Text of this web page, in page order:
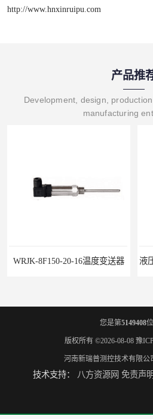
http://www.hnxinruipu.com
产品推
Development, design,
manufacturing
WRJK-8F150-20-16温度变送器
WP-D816-01-08-HHT智能多路巡检仪
您是第5149408
版权所有 ©2026-08-08 豫
河南新瑞普测控技术有限公
技术支持： 八方资源网 免责声